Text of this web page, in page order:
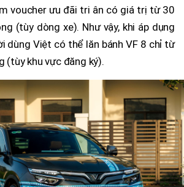
voucher ưu đãi tri ân có giá trị từ 30
(tùy dòng xe). Như vậy, khi áp dụng
dùng Việt có thể lăn bánh VF 8 chỉ từ
(tùy khu vực đăng ký).